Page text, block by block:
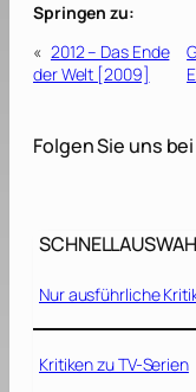
Springen zu:
« 2012 – Das Ende
der Welt [2009]
Folgen Sie uns bei
Nur ausführliche
Kritiken zu TV-Serien